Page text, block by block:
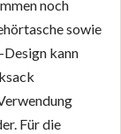
noch
sowie
kann
Für die